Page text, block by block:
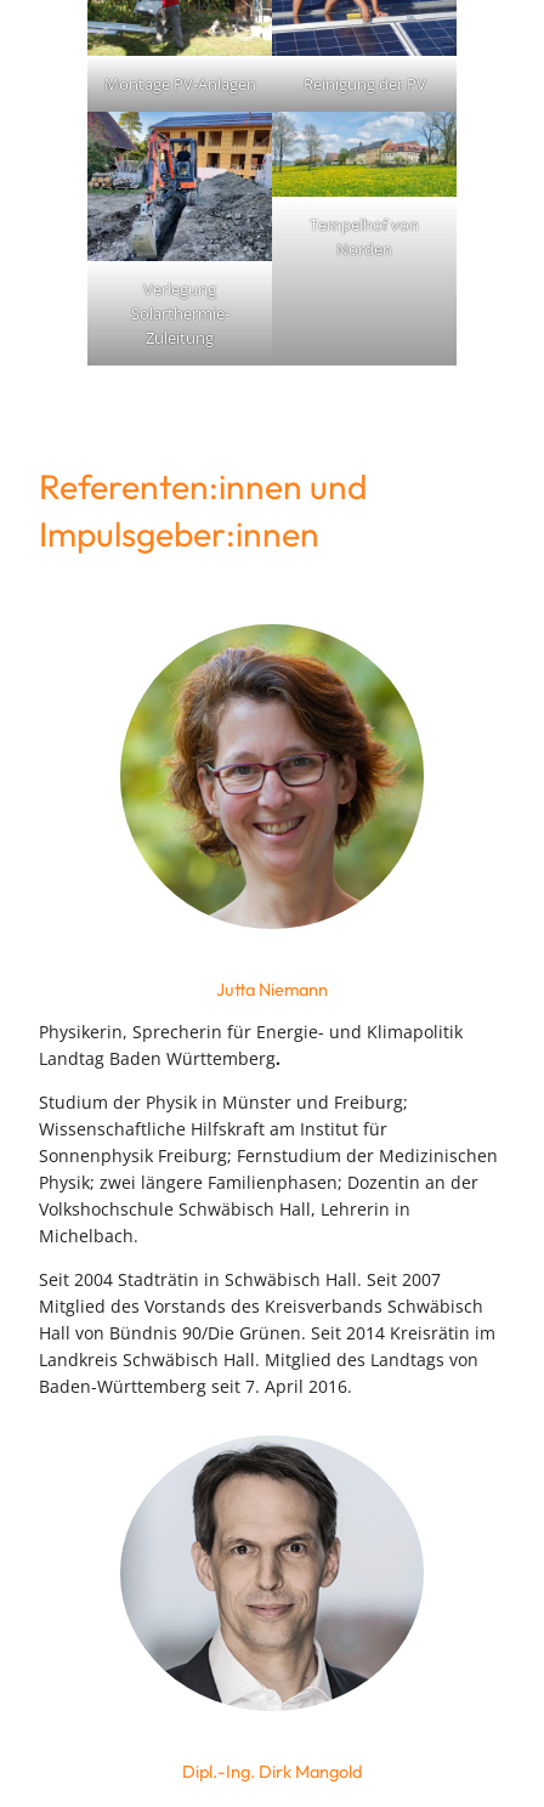
Montage PV-Anlagen Reinigung der PV
Verlegung
Solarthermie-
Zuleitung
Tempelhof von
Norden
Referenten:innen und
Impulsgeber:innen
Jutta Niemann
Physikerin, Sprecherin für Energie- und Klimapolitik
Landtag Baden Württemberg.
Studium der Physik in Münster und Freiburg;
Wissenschaftliche Hilfskraft am Institut für
Sonnenphysik Freiburg; Fernstudium der Medizinischen
Physik; zwei längere Familienphasen; Dozentin an der
Volkshochschule Schwäbisch Hall, Lehrerin in
Michelbach.
Seit 2004 Stadträtin in Schwäbisch Hall. Seit 2007
Mitglied des Vorstands des Kreisverbands Schwäbisch
Hall von Bündnis 90/Die Grünen. Seit 2014 Kreisrätin im
Landkreis Schwäbisch Hall. Mitglied des Landtags von
Baden-Württemberg seit 7. April 2016.
Dipl.-Ing. Dirk Mangold